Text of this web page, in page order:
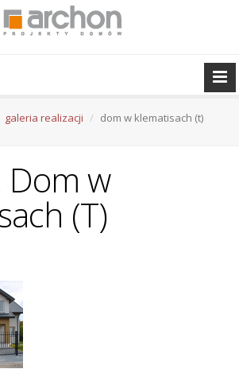
galeria realizacji dom w klematisach (t)
Dom w
(T)